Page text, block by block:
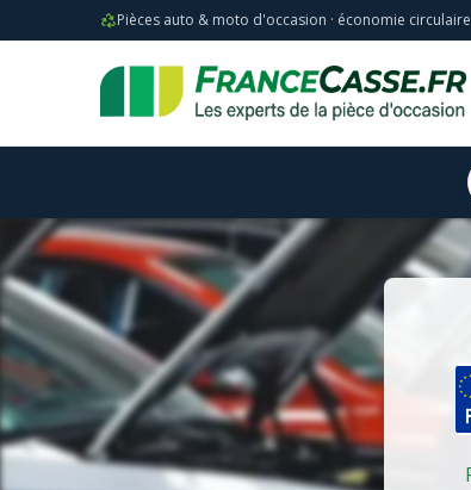
Pièces auto & moto d'occasion · économie circulaire